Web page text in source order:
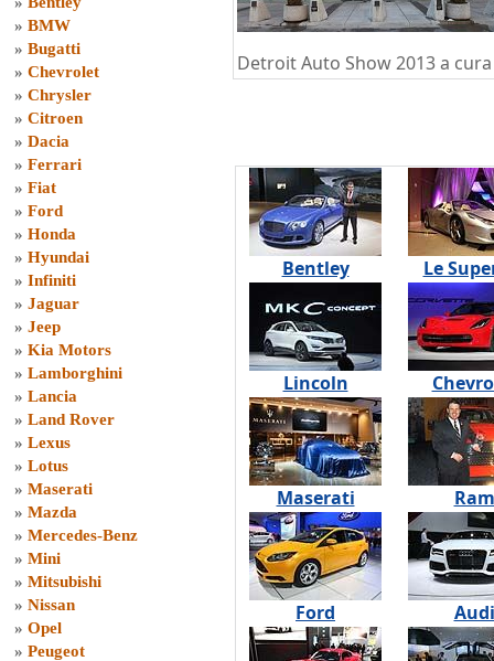
» BMW
» Bugatti
» Chevrolet
» Chrysler
» Citroen
» Dacia
» Ferrari
» Fiat
» Ford
» Honda
» Hyundai
» Infiniti
» Jaguar
» Jeep
» Kia Motors
» Lamborghini
» Lancia
» Land Rover
» Lexus
» Lotus
» Maserati
» Mazda
» Mercedes-Benz
» Mini
» Mitsubishi
» Nissan
» Opel
» Peugeot
Detroit Auto Show 2013 a
Bentley Le
Lincoln
Maserati Ram
Ford Audi